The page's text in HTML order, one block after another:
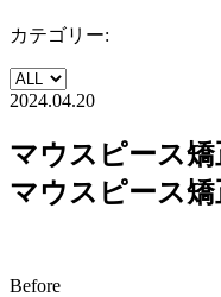
カテゴリー:
2024.04.20
マウスピース
マウスピース矯
Before